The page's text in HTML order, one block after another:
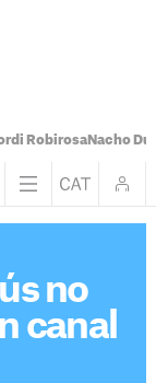
RobirosaNacho
no
canal